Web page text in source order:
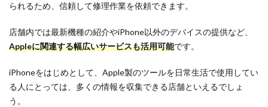
られるため、信頼して修理作業を依頼できます。
店舗内では最新機種の紹介やiPhone以外のデバイスの提供など、
Appleに関連する幅広いサービスも活用可能です。
iPhoneをはじめとして、Apple製のツールを日常生活で使用してい
る人にとっては、多くの情報を収集できる店舗といえるでしょ
う。